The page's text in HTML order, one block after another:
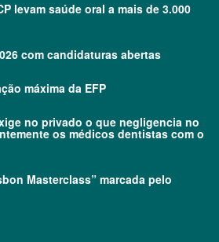
levam saúde oral a mais de 3.000
com candidaturas abertas
máxima da EFP
no privado o que negligencia no
os médicos dentistas com o
Masterclass” marcada pelo